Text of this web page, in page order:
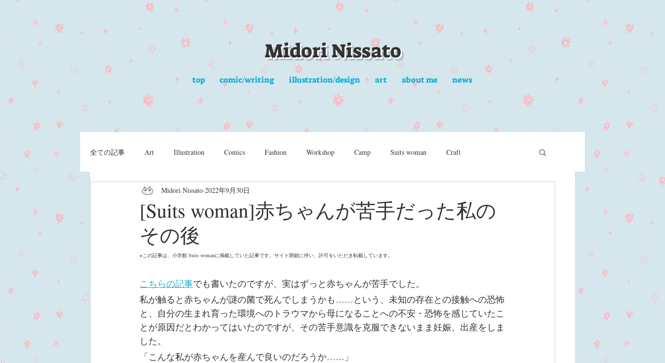
Midori Nissato
top comic/writing illustration/design art about me news
全ての記事 Art Illustration Comics Fashion Workshop Camp Suits woman Craft
[Suits woman]赤ちゃんが苦手だった私の
その後
Midori Nissato 2022年9月30日
※この記事は、小学館 Suits womanに掲載していた記事です。サイト閉鎖に伴い、許可をいただき転載しています。
こちらの記事でも書いたのですが、実はずっと赤ちゃんが苦手でした。
私が触ると赤ちゃんが謎の菌で死んでしまうかも……という、未知の存在との接触への恐怖
と、自分の生まれ育った環境へのトラウマから母になることへの不安・恐怖を感じていたこ
とが原因だとわかってはいたのですが、その苦手意識を克服できないまま妊娠、出産をしま
した。
「こんな私が赤ちゃんを産んで良いのだろうか……」